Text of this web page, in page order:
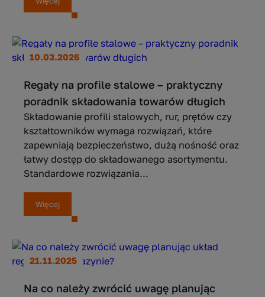
10.03.2026
Regały na profile stalowe – praktyczny
poradnik składowania towarów długich
Składowanie profili stalowych, rur, prętów czy
kształtowników wymaga rozwiązań, które
zapewniają bezpieczeństwo, dużą nośność oraz
łatwy dostęp do składowanego asortymentu.
Standardowe rozwiązania...
Więcej
21.11.2025
Na co należy zwrócić uwagę planując